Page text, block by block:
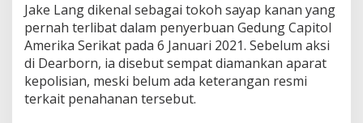
Jake Lang dikenal sebagai tokoh sayap kanan yang
pernah terlibat dalam penyerbuan Gedung Capitol
Amerika Serikat pada 6 Januari 2021. Sebelum aksi
di Dearborn, ia disebut sempat diamankan aparat
kepolisian, meski belum ada keterangan resmi
terkait penahanan tersebut.